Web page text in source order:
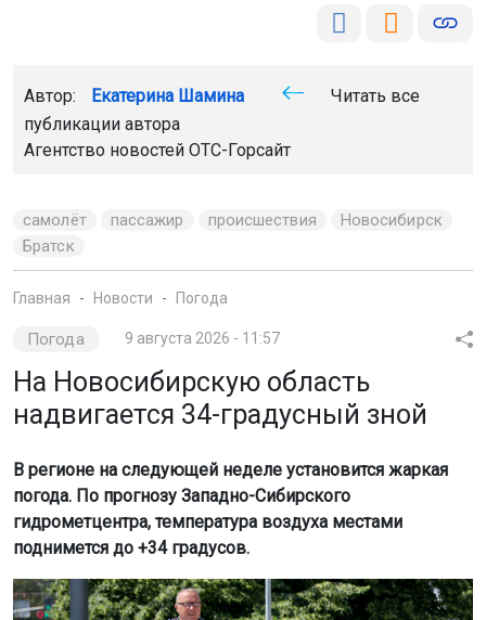
Автор: Екатерина Шамина
Читать все
публикации автора
Агентство новостей ОТС-Горсайт
самолёт пассажир происшествия
Новосибирск
Братск
Главная Новости Погода
Погода 9 августа 2026 - 11:57
На Новосибирскую область
надвигается 34-градусный зной
В регионе на следующей неделе установится жаркая
погода. По прогнозу Западно-Сибирского
гидрометцентра, температура воздуха местами
поднимется до +34 градусов.